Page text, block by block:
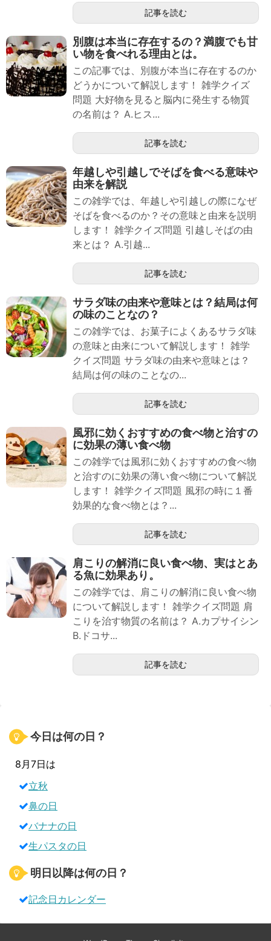
記事を読む
別腹は本当に存在するの？満腹でも甘
い物を食べれる理由とは。
この記事では、別腹が本当に存在するのか
どうかについて解説します！ 雑学クイズ
問題 大好物を見ると脳内に発生する物質
の名前は？ A.ヒス...
記事を読む
年越しや引越しでそばを食べる意味や
由来を解説
この雑学では、年越しや引越しの際になぜ
そばを食べるのか？その意味と由来を説明
します！ 雑学クイズ問題 引越しそばの由
来とは？ A.引越...
記事を読む
サラダ味の由来や意味とは？結局は何
の味のことなの？
この雑学では、お菓子によくあるサラダ味
の意味と由来について解説します！ 雑学
クイズ問題 サラダ味の由来や意味とは？
結局は何の味のことなの...
記事を読む
風邪に効くおすすめの食べ物と治すの
に効果の薄い食べ物
この雑学では風邪に効くおすすめの食べ物
と治すのに効果の薄い食べ物について解説
します！ 雑学クイズ問題 風邪の時に１番
効果的な食べ物とは？...
記事を読む
肩こりの解消に良い食べ物、実はとあ
る魚に効果あり。
この雑学では、肩こりの解消に良い食べ物
について解説します！ 雑学クイズ問題 肩
こりを治す物質の名前は？ A.カプサイシン
B.ドコサ...
記事を読む
今日は何の日？
8月7日は
立秋
鼻の日
バナナの日
生パスタの日
明日以降は何の日？
記念日カレンダー